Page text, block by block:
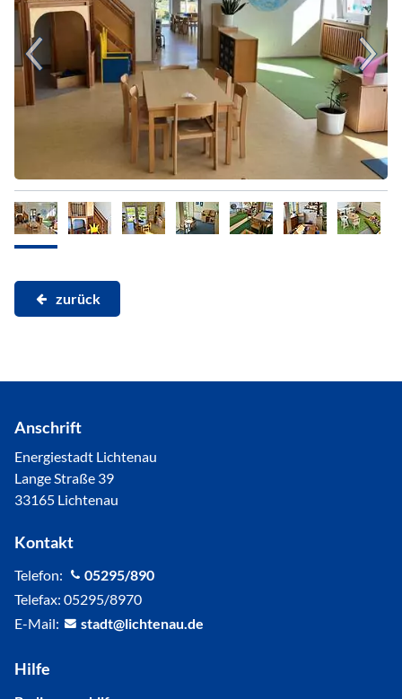
zurück
Anschrift
Energiestadt Lichtenau
Lange Straße 39
33165 Lichtenau
Kontakt
Telefon:
05295/890
Telefax: 05295/8970
E-Mail:
st dt l cht n d
Hilfe